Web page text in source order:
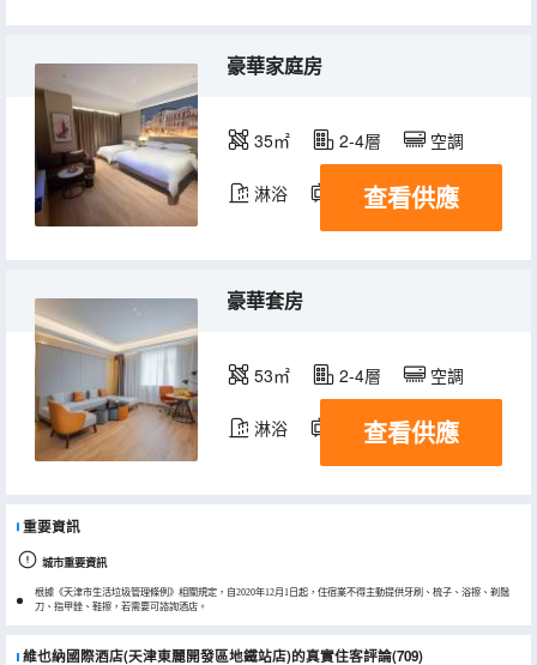
豪華家庭房
35㎡ 2-4層 空調
淋浴 電視機
查看供應
豪華套房
53㎡ 2-4層 空調
淋浴 電視機
查看供應
重要資訊
城市重要資訊
根據《天津市生活垃圾管理條例》相關規定，自2020年12月1日起，住宿業不得主動提供牙刷、梳子、浴擦、剃鬚
刀、指甲銼、鞋擦，若需要可諮詢酒店。
維也納國際酒店(天津東麗開發區地鐵站店)的真實住客評論(709)